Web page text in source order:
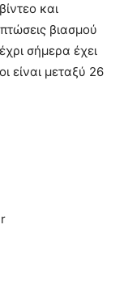
και
βιασμού
σήμερα έχει
είναι μεταξύ 26